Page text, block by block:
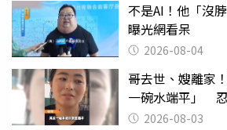
不是AI！他「沒
曝光網看呆
2026-08-04
哥去世、嫂離家
一碗水端平」
2026-08-03